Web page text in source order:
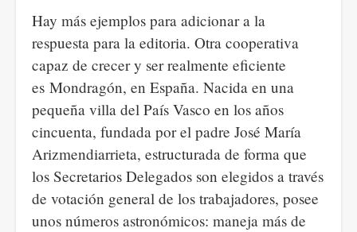
Hay más ejemplos para adicionar a la
respuesta para la editoria. Otra cooperativa
capaz de crecer y ser realmente eficiente
es Mondragón, en España. Nacida en una
pequeña villa del País Vasco en los años
cincuenta, fundada por el padre José María
Arizmendiarrieta, estructurada de forma que
los Secretarios Delegados son elegidos a través
de votación general de los trabajadores, posee
unos números astronómicos: maneja más de